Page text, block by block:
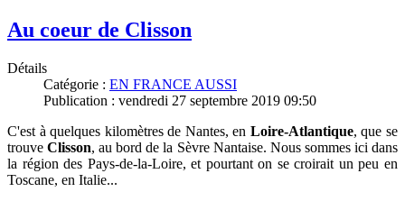
Au coeur de Clisson
Détails
Catégorie : EN FRANCE AUSSI
Publication : vendredi 27 septembre 2019 09:50
C'est à quelques kilomètres de Nantes,en Loire-Atlantique, que se
trouveClisson, au bord de la Sèvre Nantaise. Nous sommes ici dans
la région des Pays-de-la-Loire, et pourtant on se croirait un peu en
Toscane, en Italie...